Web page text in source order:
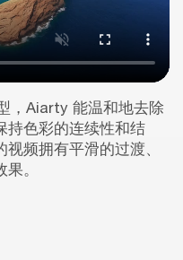
，Aiarty 能温和地去除
持色彩的连续性和结
频拥有平滑的过渡、
。